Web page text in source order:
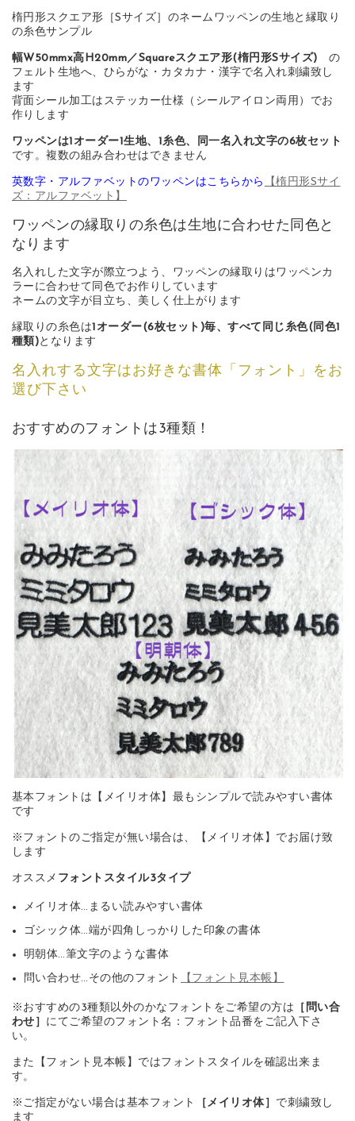
楕円形スクエア形［Sサイズ］のネームワッペンの生地と縁取り
の糸色サンプル
幅W50mmx高H20mm／Squareスクエア形(楕円形Sサイズ) の
フェルト生地へ、ひらがな・カタカナ・漢字で名入れ刺繍致し
ます
背面シール加工はステッカー仕様（シールアイロン両用）でお
作りします
ワッペンは1オーダー1生地、1糸色、同一名入れ文字の6枚セット
です。複数の組み合わせはできません
英数字・アルファベットのワッペンはこちらから
【楕円形Sサイ
ズ：アルファベット】
ワッペンの縁取りの糸色は生地に合わせた同色と
なります
名入れした文字が際立つよう、ワッペンの縁取りはワッペンカ
ラーに合わせて同色でお作りしています
ネームの文字が目立ち、美しく仕上がります
縁取りの糸色は1オーダー(6枚セット)毎、すべて同じ糸色(同色1
種類)となります
名入れする文字はお好きな書体「フォント」をお
選び下さい
おすすめのフォントは3種類！
基本フォントは【メイリオ体】最もシンプルで読みやすい書体
です
※フォントのご指定が無い場合は、【メイリオ体】でお届け致
します
オススメ フォントスタイル3タイプ
メイリオ体…まるい読みやすい書体
ゴシック体…端が四角しっかりした印象の書体
明朝体…筆文字のような書体
問い合わせ…その他のフォント
【フォント見本帳】
※おすすめの3種類以外のかなフォントをご希望の方は ［問い合
わせ］ にてご希望のフォント名：フォント品番をご記入下さ
い。
また【フォント見本帳】ではフォントスタイルを確認出来ま
す。
※ご指定がない場合は基本フォント ［メイリオ体］ で刺繍致し
ます